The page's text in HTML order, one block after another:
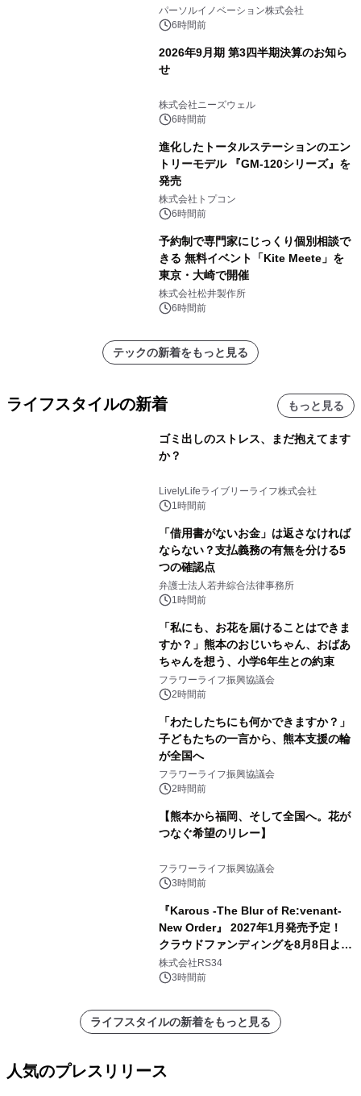
パーソルイノベーション株式会社
6時間前
2026年9月期 第3四半期決算のお知ら
せ
株式会社ニーズウェル
6時間前
進化したトータルステーションのエン
トリーモデル 『GM-120シリーズ』を
発売
株式会社トプコン
6時間前
予約制で専門家にじっくり個別相談で
きる 無料イベント「Kite Meete」を
東京・大崎で開催
株式会社松井製作所
6時間前
テックの新着をもっと見る
ライフスタイルの新着 もっと見る
ゴミ出しのストレス、まだ抱えてます
か？
LivelyLifeライブリーライフ株式会社
1時間前
「借用書がないお金」は返さなければ
ならない？支払義務の有無を分ける5
つの確認点
弁護士法人若井綜合法律事務所
1時間前
「私にも、お花を届けることはできま
すか？」熊本のおじいちゃん、おばあ
ちゃんを想う、小学6年生との約束
フラワーライフ振興協議会
2時間前
「わたしたちにも何かできますか？」
子どもたちの一言から、熊本支援の輪
が全国へ
フラワーライフ振興協議会
2時間前
【熊本から福岡、そして全国へ。花が
つなぐ希望のリレー】
フラワーライフ振興協議会
3時間前
『Karous -The Blur of Re:venant-
New Order』 2027年1月発売予定！
クラウドファンディングを8月8日より
開始
株式会社RS34
3時間前
ライフスタイルの新着をもっと見る
人気のプレスリリース